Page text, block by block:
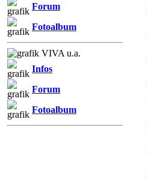
Forum
Fotoalbum
VIVA u.a.
Infos
Forum
Fotoalbum